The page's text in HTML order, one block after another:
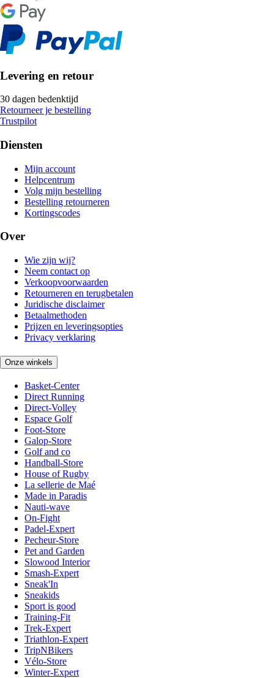
Levering en retour
30 dagen bedenktijd
Retourneer je bestelling
Trustpilot
Diensten
Mijn account
Helpcentrum
Volg mijn bestelling
Bestelling retourneren
Kortingscodes
Over
Wie zijn wij?
Neem contact op
Verkoopvoorwaarden
Retourneren en terugbetalen
Juridische disclaimer
Betaalmethoden
Prijzen en leveringsopties
Privacy verklaring
Onze winkels
Basket-Center
Direct Running
Direct-Volley
Espace Golf
Foot-Store
Galop-Store
Golf and co
Handball-Store
House of Rugby
La sellerie de Maé
Made in Paradis
Nauti-wave
On-Fight
Padel-Expert
Pecheur-Store
Pet and Garden
Slowood Interior
Smash-Expert
Sneak'In
Sneakids
Sport is good
Training-Fit
Trek-Expert
Triathlon-Expert
TripNBikers
Vélo-Store
Winter-Expert